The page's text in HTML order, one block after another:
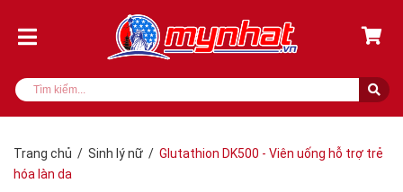
Trang chủ / Sinh lý nữ / Glutathion DK500 - Viên uống hỗ trợ trẻ
hóa làn da